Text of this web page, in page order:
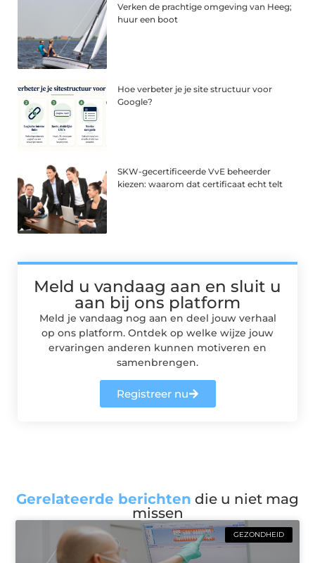
Verken de prachtige omgeving van Heeg;
huur een boot
Hoe verbeter je je site structuur voor
Google?
SKW-gecertificeerde VvE beheerder
kiezen: waarom dat certificaat echt telt
Meld u vandaag aan en sluit u
aan bij ons platform
Meld je vandaag nog aan en deel jouw verhaal
op ons platform. Ontdek op welke wijze jouw
ervaringen anderen kunnen motiveren en
samenbrengen.
Registreer nu
Gerelateerde berichten die u niet mag
missen
GEZONDHEID